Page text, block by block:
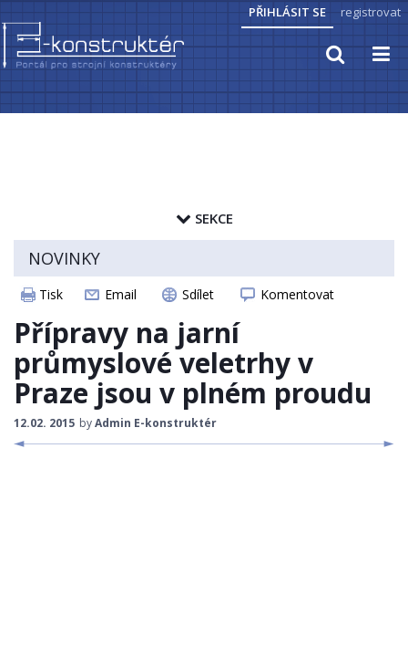
PŘIHLÁSIT SE registrovat
PŘEVODY JEDNOTEK
CAD MODELY
STROJNICKÉ TABULKY
SEKCE
ELEKTROPOHONY
SENZORIKA
ZAJÍMAVOSTI
NOVINKY
Tisk Email Sdílet Komentovat
Přípravy na jarní
průmyslové veletrhy v
Praze jsou v plném proudu
12.02. 2015 byAdmin E-konstruktér